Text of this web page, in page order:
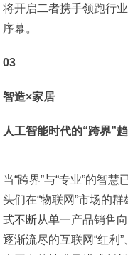
将开启二者携手领跑行
序幕。
03
智造×家居
人工智能时代的“跨界”
当“跨界”与“专业”的智
头们在“物联网”市场的
式不断从单一产品销售
逐渐流尽的互联网“红利